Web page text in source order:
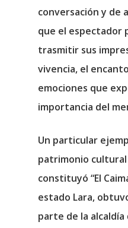
conversación y de
que el espectador
trasmitir sus
vivencia, el
emociones que
importancia del
Un particular
patrimonio
constituyó “El
estado Lara,
parte de la